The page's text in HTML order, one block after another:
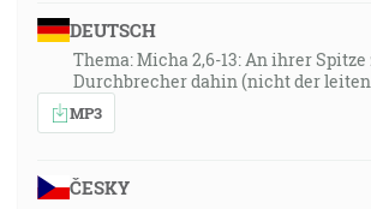
DEUTSCH
Thema: Micha 2,6-13: An ihrer
Durchbrecher dahin (nicht der
MP3
ČESKY